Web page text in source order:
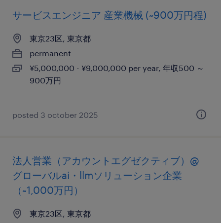
サービスエンジニア 産業機械 (~900万円程)
東京23区, 東京都
permanent
¥5,000,000 - ¥9,000,000 per year, 年収500 ～
900万円
posted 3 october 2025
法人営業（アカウントエグゼクティブ）@
グローバルai・llmソリューション企業
（~1,000万円）
東京23区, 東京都